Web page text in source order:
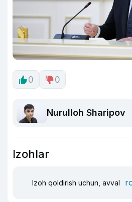
0 0
Nurulloh Sharipov
Izohlar
Izoh qoldirish uchun, avval